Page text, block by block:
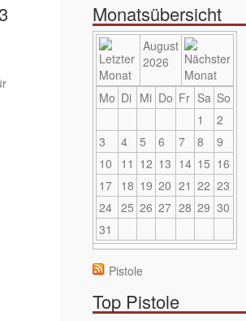
Monatsübersicht
August
2026
Mo Di Mi Do Fr Sa So
1
2
3
4 5 6 7 8
9
10
11 12 13 14 15 16
17 18 19 20 21 22 23
24 25 26 27 28 29 30
31
Pistole
Top Pistole